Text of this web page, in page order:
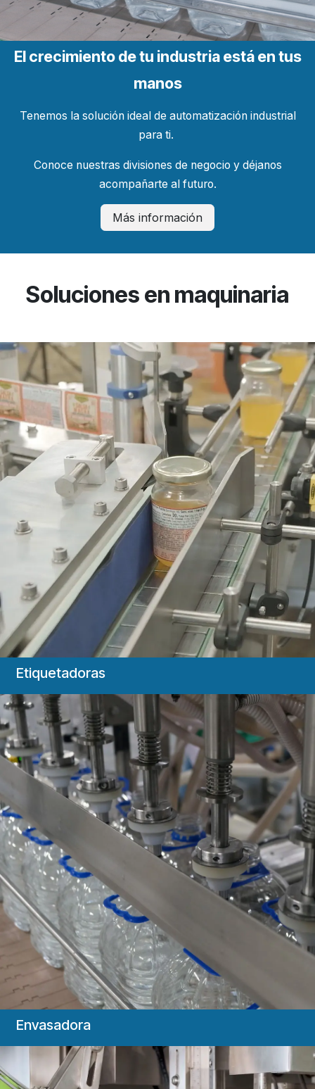
El crecimiento de tu industria está en tus
manos
Tenemos la solución ideal de automatización industrial
para ti.
Conoce nuestras divisiones de negocio y déjanos
acompañarte al futuro.
Más información
Soluciones en maquinaria
Envasadora
Etiquetadoras